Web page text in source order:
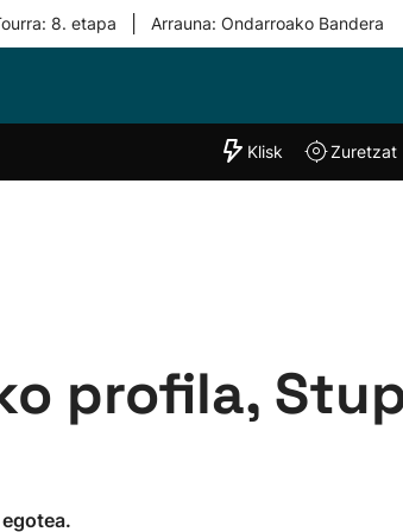
8. etapa Arrauna: Ondarroako Bandera
"Helmuga"
Klisk Zuretzat
profila,